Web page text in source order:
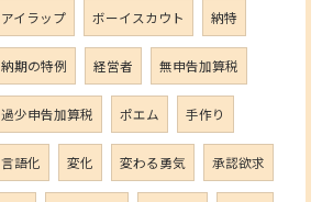
アイラップ ボーイスカウト 納特
納期の特例 経営者 無申告加算税
過少申告加算税 ポエム 手作り
言語化 変化 変わる勇気 承認欲求